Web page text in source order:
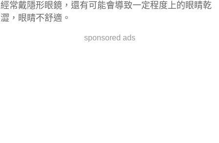
經常戴隱形眼鏡，還有可能會導致一定程度上的眼睛乾
澀，眼睛不舒適。
sponsored ads